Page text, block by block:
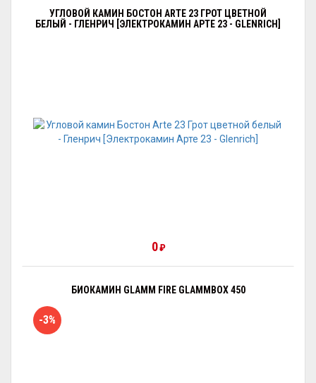
УГЛОВОЙ КАМИН БОСТОН ARTE 23 ГРОТ ЦВЕТНОЙ
БЕЛЫЙ - ГЛЕНРИЧ [ЭЛЕКТРОКАМИН АРТЕ 23 - GLENRICH]
0₽
БИОКАМИН GLAMM FIRE GLAMMBOX 450
-3%